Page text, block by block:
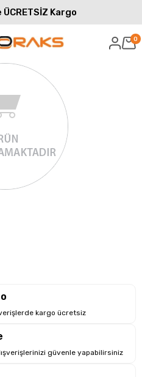
Kargo
0
kargo ücretsiz
güvenle yapabilirsiniz